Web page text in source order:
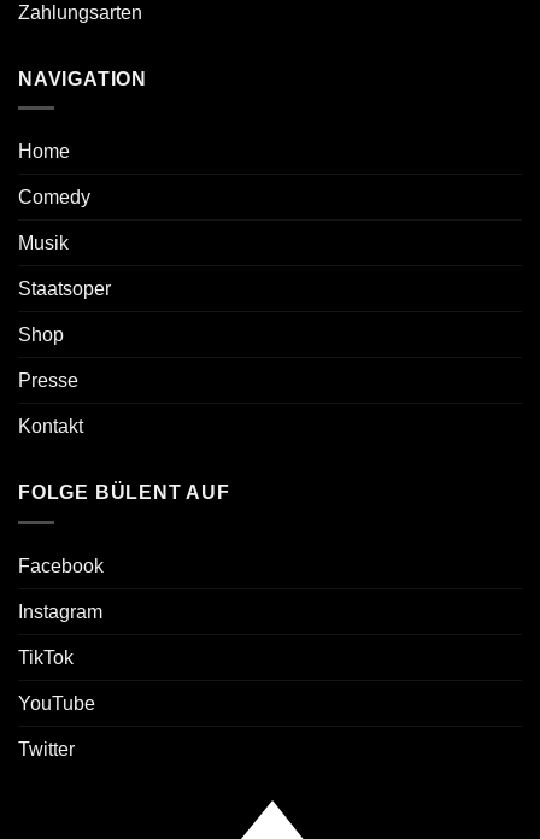
Zahlungsarten
NAVIGATION
Home
Comedy
Musik
Staatsoper
Shop
Presse
Kontakt
FOLGE BÜLENT AUF
Facebook
Instagram
TikTok
YouTube
Twitter